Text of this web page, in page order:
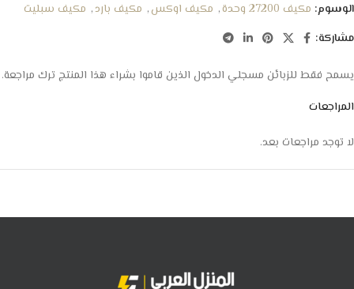
الوسوم: مكيف 27200 وحدة , مكيف اوكس, مكيف بارد, مكيف سبليت
مشاركة:
المراجعات
لا توجد مراجعات بعد.
يسمح فقط للزبائن مسجلي الدخول الذين قاموا بشراء هذا المنتج ترك مراجعة.